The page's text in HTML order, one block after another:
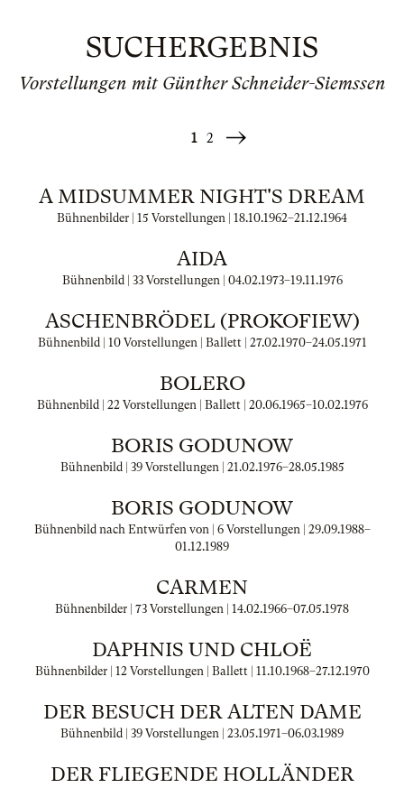
SUCHERGEBNIS
Vorstellungen mit Günther Schneider-Siemssen
1 2
Weiter
A MIDSUMMER NIGHT'S DREAM
Bühnenbilder | 15 Vorstellungen | 18.10.1962–21.12.1964
AIDA
Bühnenbild | 33 Vorstellungen | 04.02.1973–19.11.1976
ASCHENBRÖDEL (PROKOFIEW)
Bühnenbild | 10 Vorstellungen | Ballett | 27.02.1970–24.05.1971
BOLERO
Bühnenbild | 22 Vorstellungen | Ballett | 20.06.1965–10.02.1976
BORIS GODUNOW
Bühnenbild | 39 Vorstellungen | 21.02.1976–28.05.1985
BORIS GODUNOW
Bühnenbild nach Entwürfen von | 6 Vorstellungen | 29.09.1988–
01.12.1989
CARMEN
Bühnenbilder | 73 Vorstellungen | 14.02.1966–07.05.1978
DAPHNIS UND CHLOË
Bühnenbilder | 12 Vorstellungen | Ballett | 11.10.1968–27.12.1970
DER BESUCH DER ALTEN DAME
Bühnenbild | 39 Vorstellungen | 23.05.1971–06.03.1989
DER FLIEGENDE HOLLÄNDER